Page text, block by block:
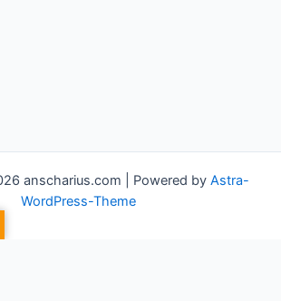
anscharius.com | Powered by Astra-
WordPress-Theme